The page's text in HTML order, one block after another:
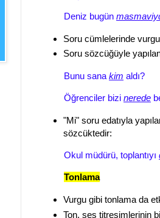
Deniz bugün
Soru cümlelerinde
Soru sözcüğüyle
Bunu sana kim aldı?
Öğrenciler bizi nerede
"Mi" soru edatıyla
sözcüktedir:
Okul müdürü, toplantıyı
Tonlama
Vurgu gibi tonlama da
Ton, ses titreşimlerinin